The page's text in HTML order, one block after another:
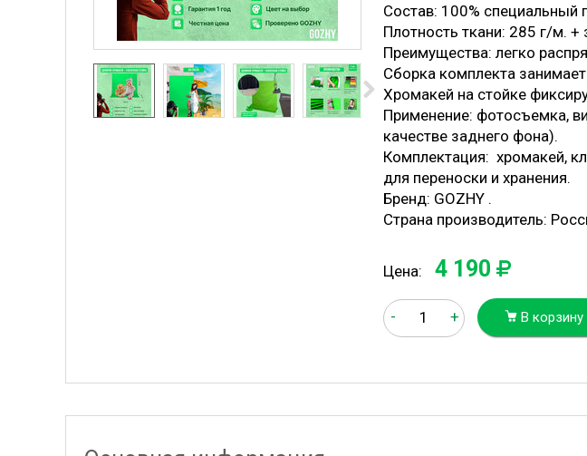
Состав: 100% специальный
Плотность ткани: 285 г/м.
Преимущества: легко
Cборка комплекта
Хромакей на стойке
Применение: фотосъемка,
качестве заднего фона).
Комплектация: хромакей,
для переноски и хранения.
Бренд: GOZHY .
Страна производитель:
Цена: 4 190
- + В корзину